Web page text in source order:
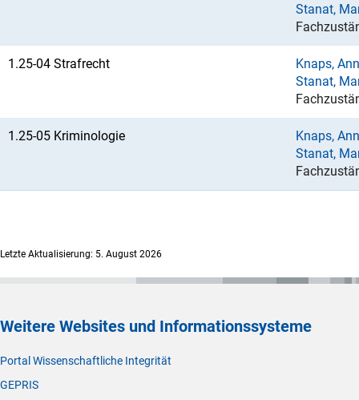
Stanat,
1.25-04 Strafrecht
Knaps,
Stanat,
1.25-05 Kriminologie
Knaps,
Stanat,
Letzte Aktualisierung: 5. August 2026
Weitere Websites und Informationssysteme
Portal Wissenschaftliche Integrität
GEPRIS